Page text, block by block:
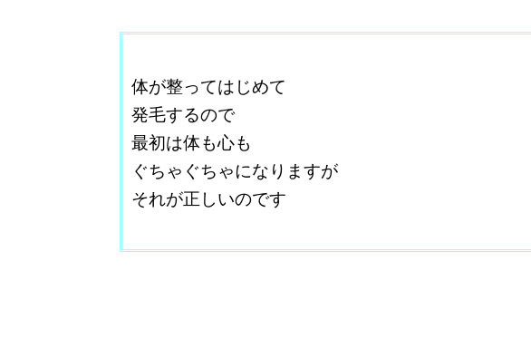
体が整ってはじめて
発毛するので
最初は体も心も
ぐちゃぐちゃになりますが
それが正しいのです